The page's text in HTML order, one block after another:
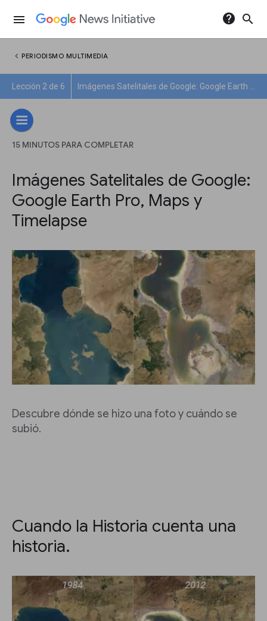
menu help search
chevron_left PERIODISMO MULTIMEDIA
Lección 2 de 6
15 MINUTOS PARA COMPLETAR
Imágenes Satelitales de Google:
Google Earth Pro, Maps y
Timelapse
Descubre dónde se hizo una foto y cuándo se
subió.
Cuando la Historia cuenta una
historia.